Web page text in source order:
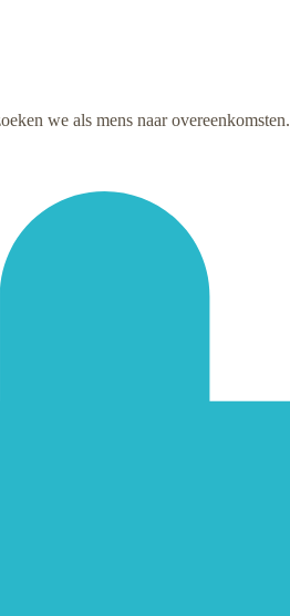
we als mens naar overeenkomsten.